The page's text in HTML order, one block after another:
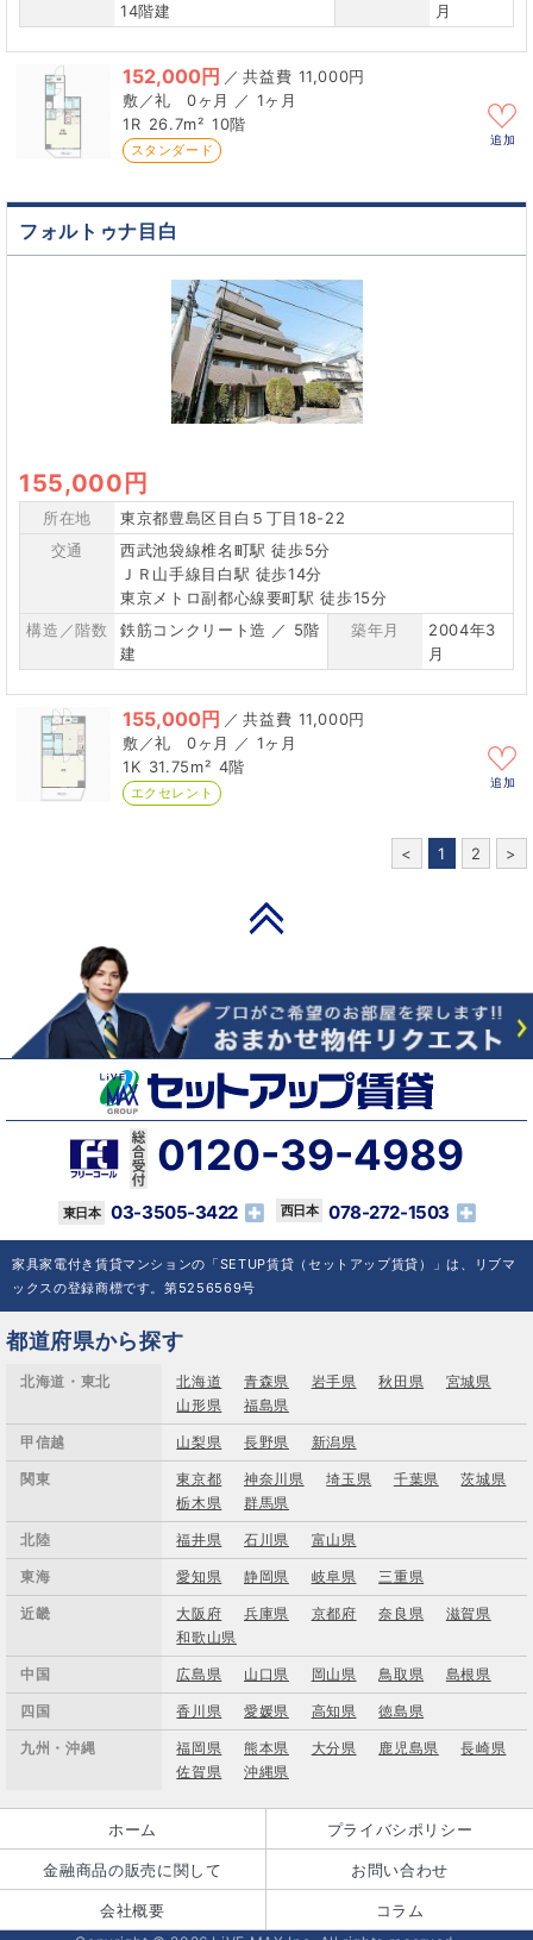
14階建
月
152,000円 ／
11,000円
0ヶ月 ／ 1ヶ月
1R 26.7m² 10階
スタンダード
追加
フォルトゥナ目白
155,000円
所在地
東京都豊島区目白５丁目18-22
交通
西武池袋線椎名町駅 徒歩5分
ＪＲ山手線目白駅 徒歩14分
東京メトロ副都心線要町駅 徒歩15分
構造／階数
鉄筋コンクリート造 ／ 5階
建
築年月
2004年3
月
155,000円 ／
11,000円
0ヶ月 ／ 1ヶ月
1K 31.75m² 4階
エクセレント
追加
< 1 2 >
0120-39-4989
03-3505-3422 078-272-1503
家具家電付き賃貸マンションの「SETUP賃貸（セットアップ賃貸）」は、リブマ
ックスの登録商標です。第5256569号
都道府県から探す
北海道・東北 北海道 青森県 岩手県 秋田県
宮城県
山形県
福島県
甲信越 山梨県 長野県 新潟県
関東 東京都 神奈川県 埼玉県 千葉県
茨城県
栃木県
群馬県
北陸 福井県 石川県 富山県
東海 愛知県 静岡県 岐阜県 三重県
近畿 大阪府 兵庫県 京都府 奈良県
滋賀県
和歌山県
中国 広島県 山口県 岡山県 鳥取県 島根県
四国 香川県 愛媛県 高知県 徳島県
九州・沖縄 福岡県 熊本県 大分県 鹿児島県
長崎県
佐賀県
沖縄県
ホーム プライバシポリシー
金融商品の販売に関して お問い合わせ
会社概要 コラム